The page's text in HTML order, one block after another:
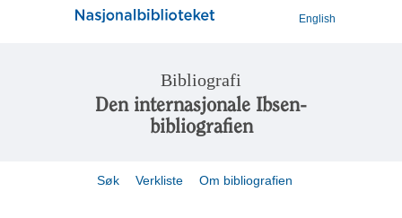
English
Bibliografi
Den internasjonale Ibsen-
bibliografien
Søk Verkliste Om bibliografien